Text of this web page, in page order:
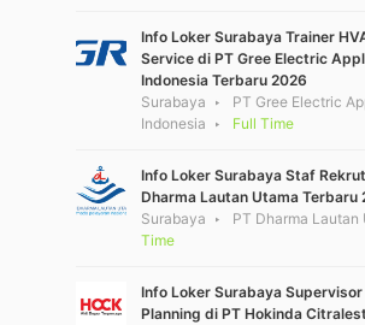
Info Loker Surabaya Trainer
Service di PT Gree Electric
Indonesia Terbaru 2026
Surabaya
PT Gree Electric
Indonesia
Full Time
Info Loker Surabaya Staf
Dharma Lautan Utama Terbaru
Surabaya
PT Dharma Lautan
Time
Info Loker Surabaya
Planning di PT Hokinda